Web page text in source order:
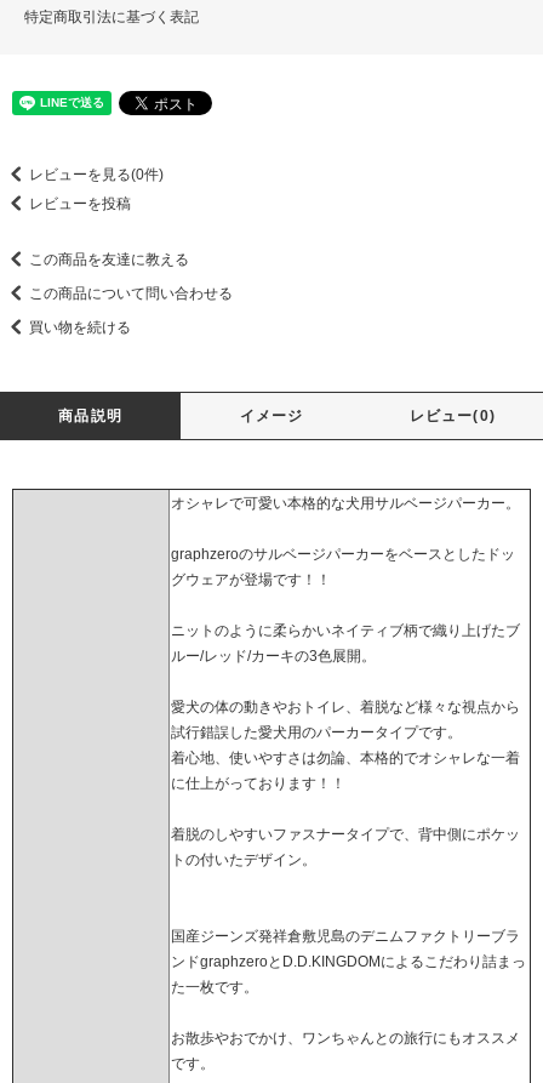
特定商取引法に基づく表記
レビューを見る(0件)
レビューを投稿
この商品を友達に教える
この商品について問い合わせる
買い物を続ける
商品説明 イメージ レビュー(0)
オシャレで可愛い本格的な犬用サルベージパーカー。
graphzeroのサルベージパーカーをベースとしたドッ
グウェアが登場です！！
ニットのように柔らかいネイティブ柄で織り上げたブ
ルー/レッド/カーキの3色展開。
愛犬の体の動きやおトイレ、着脱など様々な視点から
試行錯誤した愛犬用のパーカータイプです。
着心地、使いやすさは勿論、本格的でオシャレな一着
に仕上がっております！！
着脱のしやすいファスナータイプで、背中側にポケッ
トの付いたデザイン。
国産ジーンズ発祥倉敷児島のデニムファクトリーブラ
ンドgraphzeroとD.D.KINGDOMによるこだわり詰まっ
た一枚です。
お散歩やおでかけ、ワンちゃんとの旅行にもオススメ
です。